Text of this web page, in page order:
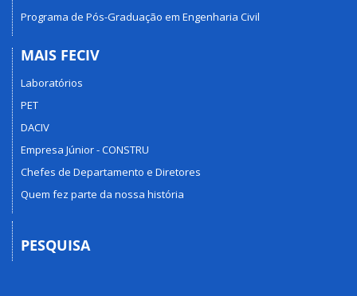
Programa de Pós-Graduação em Engenharia Civil
MAIS FECIV
Laboratórios
PET
DACIV
Empresa Júnior - CONSTRU
Chefes de Departamento e Diretores
Quem fez parte da nossa história
PESQUISA